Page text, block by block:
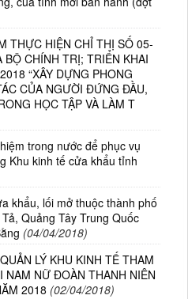
THỰC HIỆN CHỈ THỊ SỐ 05-
CHÍNH TRỊ; TRIỂN KHAI
“XÂY DỰNG PHONG
CỦA NGƯỜI ĐỨNG ĐẦU,
HỌC TẬP VÀ LÀM T
trong nước để phục vụ
Khu kinh tế cửa khẩu tỉnh
khẩu, lối mở thuộc thành phố
Quảng Tây Trung Quốc
(04/04/2018)
LÝ KHU KINH TẾ THAM
NAM NỮ ĐOÀN THANH NIÊN
2018 (02/04/2018)